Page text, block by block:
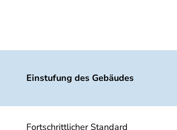
Einstufung des Gebäudes
Fortschrittlicher Standard